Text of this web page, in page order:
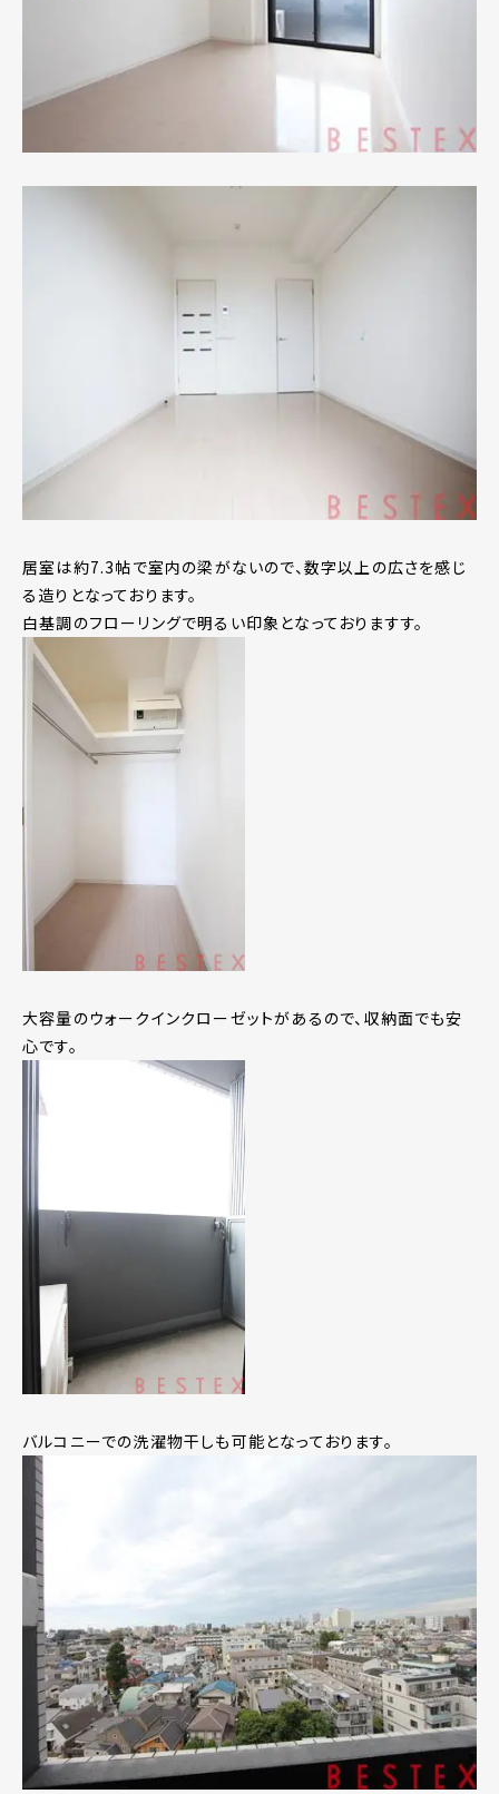
居室は約7.3帖で室内の梁がないので、数字以上の広さを感じ
る造りとなっております。
白基調のフローリングで明るい印象となっておりますす。
大容量のウォークインクローゼットがあるので、収納面でも安
心です。
バルコニーでの洗濯物干しも可能となっております。